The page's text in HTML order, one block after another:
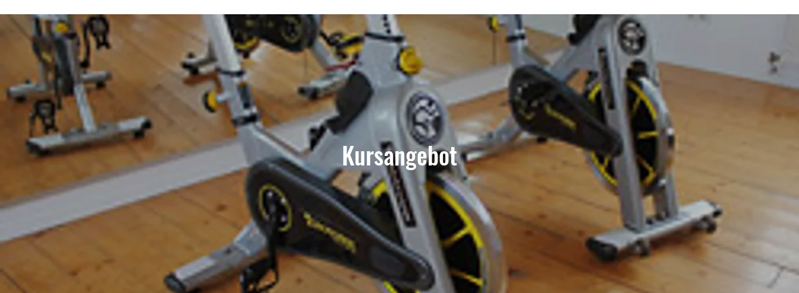
Kursangebot